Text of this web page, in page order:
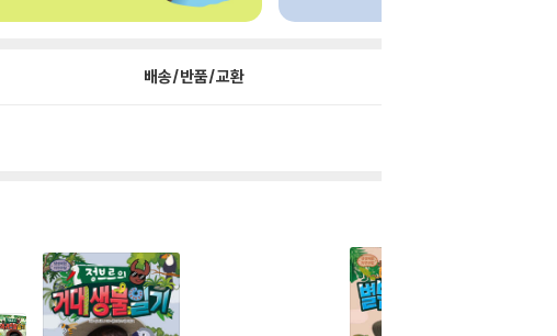
배송/반품/교환